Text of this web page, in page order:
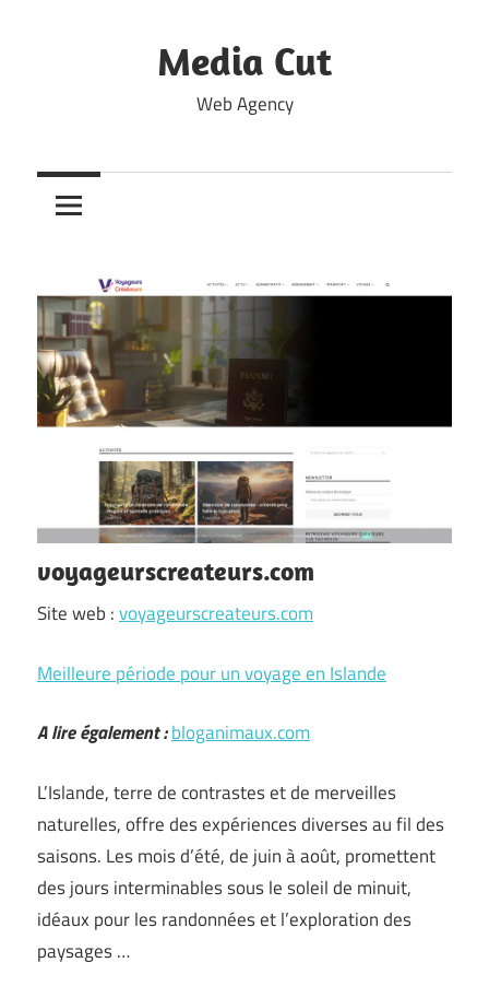
Media Cut
Web Agency
voyageurscreateurs.com
Site web :voyageurscreateurs.com
Meilleure période pour un voyage en Islande
A lire également :bloganimaux.com
L’Islande, terre de contrastes et de merveilles
naturelles, offre des expériences diverses au fil des
saisons. Les mois d’été, de juin à août, promettent
des jours interminables sous le soleil de minuit,
idéaux pour les randonnées et l’exploration des
paysages …